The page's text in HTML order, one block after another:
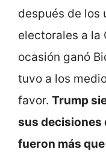
después de los
electorales a la
ocasión ganó
tuvo a los
favor. Trump
sus decisiones
fueron más